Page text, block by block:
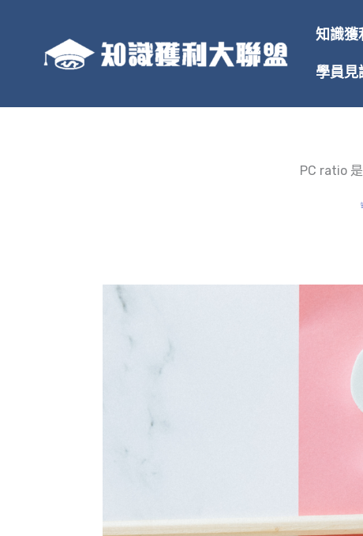
知識獲
學員見
PC ratio